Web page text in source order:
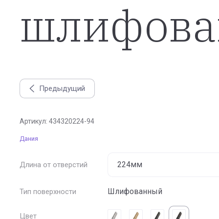
Предыдущий
Ручка накладная FALL, отделка бронза шлифованная
Артикул: 434320224-94
Дания
Длина от отверстий
Тип поверхности Шлифованный
Цвет